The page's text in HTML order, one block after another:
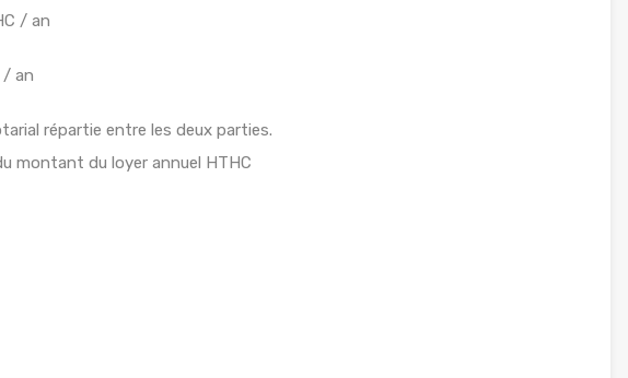
/ an
/ an
répartie entre les deux parties.
montant du loyer annuel HTHC